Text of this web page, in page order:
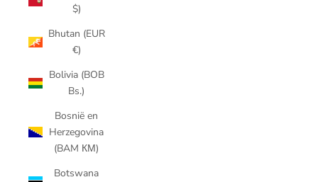
$)
Bhutan (EUR
€)
Bolivia (BOB
Bs.)
Bosnië en
Herzegovina
(BAM КМ)
Botswana